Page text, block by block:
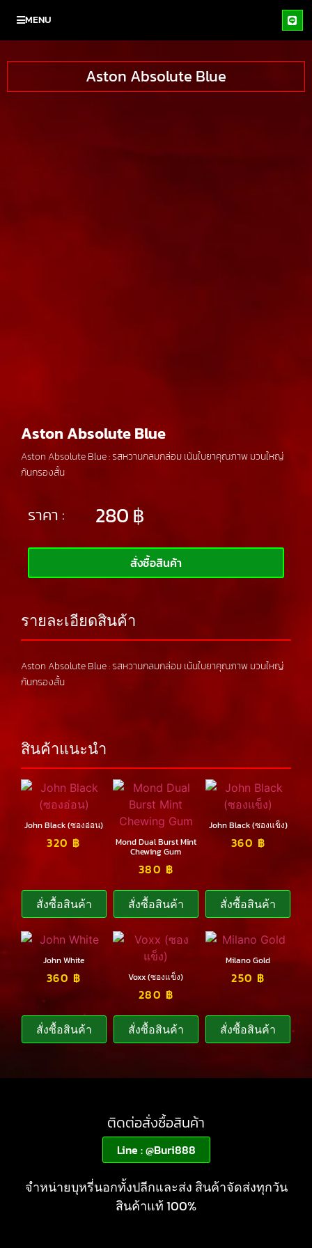
MENU
Aston Absolute Blue
Aston Absolute Blue
Aston Absolute Blue : รสหวานกลมกล่อม เน้นใบยาคุณภาพ มวนใหญ่
ก้นกรองสั้น
ราคา : 280฿
สั่งซื้อสินค้า
รายละเอียดสินค้า
Aston Absolute Blue : รสหวานกลมกล่อม เน้นใบยาคุณภาพ มวนใหญ่
ก้นกรองสั้น
สินค้าแนะนำ
John Black (ซองอ่อน)
320 ฿
สั่งซื้อสินค้า
Mond Dual Burst Mint
Chewing Gum
380 ฿
สั่งซื้อสินค้า
John Black (ซองแข็ง)
360 ฿
สั่งซื้อสินค้า
John White
360 ฿
สั่งซื้อสินค้า
Voxx (ซองแข็ง)
280 ฿
สั่งซื้อสินค้า
Milano Gold
250 ฿
สั่งซื้อสินค้า
ติดต่อสั่งซื้อสินค้า
Line : @Buri888
จำหน่ายบุหรี่นอกทั้งปลีกและส่ง สินค้าจัดส่งทุกวัน
สินค้าแท้ 100%